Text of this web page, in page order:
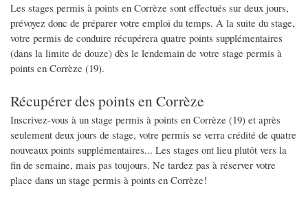
Les stages permis à points en Corrèze sont effectués sur deux jours,
prévoyez donc de préparer votre emploi du temps. A la suite du stage,
votre permis de conduire récupérera quatre points supplémentaires
(dans la limite de douze) dès le lendemain de votre stage permis à
points en Corrèze (19).
Récupérer des points en Corrèze
Inscrivez-vous à un stage permis à points en Corrèze (19) et après
seulement deux jours de stage, votre permis se verra crédité de quatre
nouveaux points supplémentaires... Les stages ont lieu plutôt vers la
fin de semaine, mais pas toujours. Ne tardez pas à réserver votre
place dans un stage permis à points en Corrèze!